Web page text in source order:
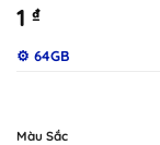
1 ₫
⚙️ 64GB
Màu Sắc